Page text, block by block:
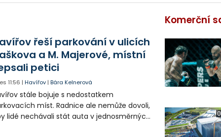
řeší parkování v ulicích
a M. Majerové, místní
petici
11:56 |Havířov |Bára Kelnerová
stále bojuje s nedostatkem
míst. Radnice ale nemůže dovoli,
lidé nechávali stát auta v jednosměrných
Komerční